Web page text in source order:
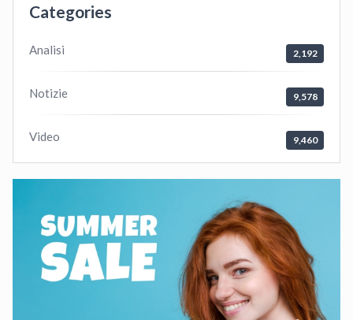
Categories
Analisi 2,192
Notizie 9,578
Video 9,460